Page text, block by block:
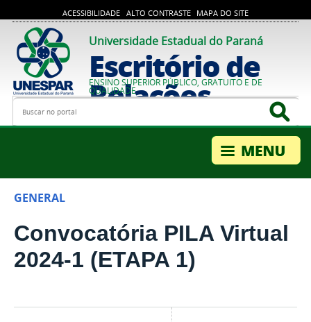
ACESSIBILIDADE ALTO CONTRASTE MAPA DO SITE
Universidade Estadual do Paraná
Escritório de
Relações
Internacionais
ENSINO SUPERIOR PÚBLICO, GRATUITO E DE
QUALIDADE
Busca
GENERAL
Convocatória PILA Virtual
2024-1 (ETAPA 1)